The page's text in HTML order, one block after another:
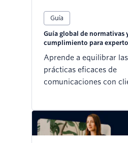
Guía
Guía global de normativas
cumplimiento para
Aprende a equilibrar las
prácticas eficaces de
comunicaciones con
todo el mundo